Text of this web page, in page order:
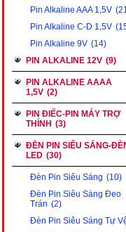
Pin Alkaline AAA 1,5V
Pin Alkaline C-D 1,5V
Pin Alkaline 9V (14)
PIN ALKALINE 12V (9)
PIN ALKALINE AAAA
1,5V (2)
PIN ĐIẾC-PIN MÁY TRỢ
THÍNH (3)
ĐÈN PIN SIÊU SÁNG-
LED (30)
Đèn Pin Siêu Sáng (10)
Đèn Pin Siêu Sáng Đeo
Trán (2)
Đèn Pin Siêu Sáng Tự